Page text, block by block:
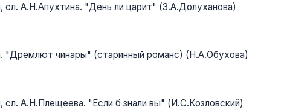
сл. А.Н.Апухтина. "День ли царит" (З.А.Долуханова)
"Дремлют чинары" (старинный романс) (Н.А.Обухова)
сл. А.Н.Плещеева. "Если б знали вы" (И.С.Козловский)